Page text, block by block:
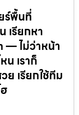
ร์พื้นที่
เรียกหา
— ไม่ว่าหน้า
น เราก็
เรียกใช้ทีม